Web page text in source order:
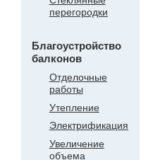
перегородки
Благоустройство
балконов
Отделочные
работы
Утепление
Электрификация
Увеличение
объема